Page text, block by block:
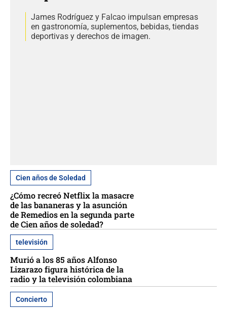
James Rodríguez y Falcao impulsan empresas
en gastronomía, suplementos, bebidas, tiendas
deportivas y derechos de imagen.
Cien años de Soledad
¿Cómo recreó Netflix la masacre
de las bananeras y la asunción
de Remedios en la segunda parte
de Cien años de soledad?
televisión
Murió a los 85 años Alfonso
Lizarazo figura histórica de la
radio y la televisión colombiana
Concierto